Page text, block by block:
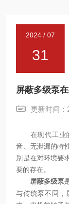
2024 / 07
31
屏蔽多级泵
更新时间
在现代工业的
音、无泄漏的特
别是在对环境要
要的存在。
屏蔽多级泵
与传统泵不同，